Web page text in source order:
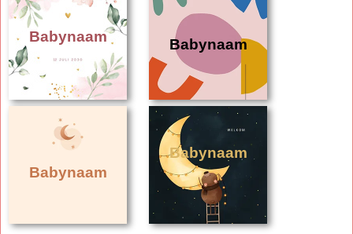
Babynaam Babynaam
Babynaam
Babynaam